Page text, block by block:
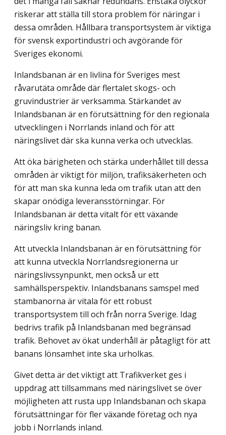
riskerar att ställa till stora problem för näringar i
dessa områden. Hållbara transportsystem är viktiga
för svensk exportindustri och avgörande för
Sveriges ekonomi.
Inlandsbanan är en livlina för Sveriges mest
råvarutäta område där flertalet skogs- och
gruvindustrier är verksamma. Stärkandet av
Inlandsbanan är en förutsättning för den regionala
utvecklingen i Norrlands inland och för att
näringslivet där ska kunna verka och utvecklas.
Att öka bärigheten och stärka underhållet till dessa
områden är viktigt för miljön, trafiksäkerheten och
för att man ska kunna leda om trafik utan att den
skapar onödiga leveransstörningar. För
Inlandsbanan är detta vitalt för ett växande
näringsliv kring banan.
Att utveckla Inlandsbanan är en förutsättning för
att kunna utveckla Norrlands­regionerna ur
näringslivssynpunkt, men också ur ett
samhällsperspektiv. Inlandsbanans samspel med
stambanorna är vitala för ett robust
transportsystem till och från norra Sverige. Idag
bedrivs trafik på Inlandsbanan med begränsad
trafik. Behovet av ökat underhåll är påtagligt för att
banans lönsamhet inte ska urholkas.
Givet detta är det viktigt att Trafikverket ges i
uppdrag att tillsammans med näringslivet se över
möjligheten att rusta upp Inlandsbanan och skapa
förutsättningar för fler växande företag och nya
jobb i Norrlands inland.